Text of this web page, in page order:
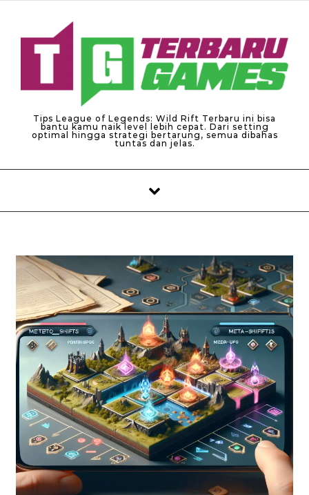
Skip to content
Tips League of Legends: Wild Rift Terbaru ini bisa
bantu kamu naik level lebih cepat. Dari setting
optimal hingga strategi bertarung, semua dibahas
tuntas dan jelas.